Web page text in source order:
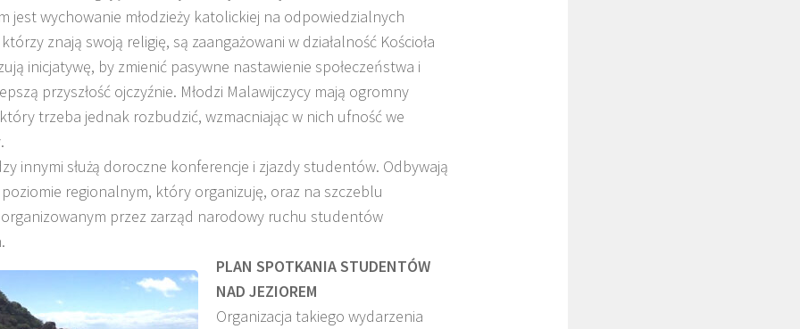
jest wychowanie młodzieży katolickiej na odpowiedzialnych
znają swoją religię, są zaangażowani w działalność Kościoła
inicjatywę, by zmienić pasywne nastawienie społeczeństwa i
przyszłość ojczyźnie. Młodzi Malawijczycy mają ogromny
trzeba jednak rozbudzić, wzmacniając w nich ufność we
innymi służą doroczne konferencje i zjazdy studentów. Odbywają
regionalnym, który organizuję, oraz na szczeblu
przez zarząd narodowy ruchu studentów
PLAN SPOTKANIA STUDENTÓW
NAD JEZIOREM
Organizacja takiego wydarzenia